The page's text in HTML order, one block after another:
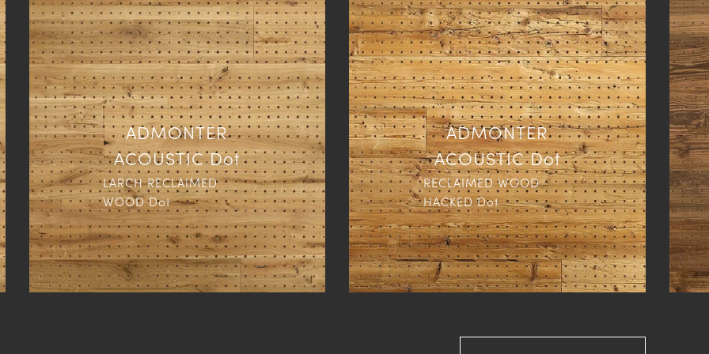
ADMONTER
ACOUSTIC Dot
LARCH RECLAIMED
WOOD Dot
ADMONTER
ACOUSTIC Dot
RECLAIMED WOOD
HACKED Dot